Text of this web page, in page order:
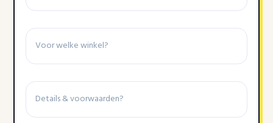
Winkel
Details
voorwaarden